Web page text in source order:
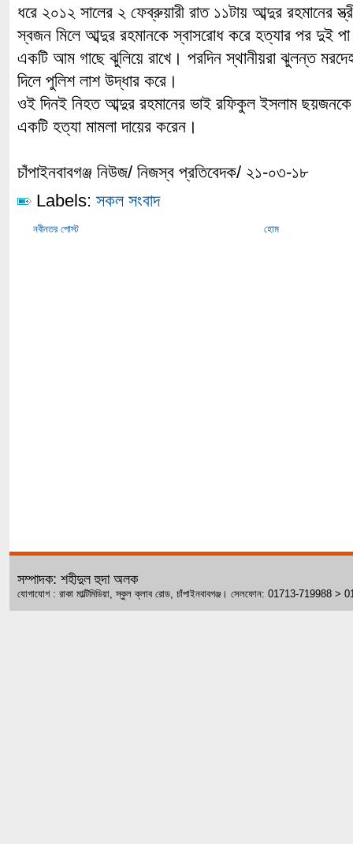
ধরে ২০১২ সালের ২ ফেব্রুয়ারী রাত ১১টায় আব্দুর রহমানের
স্বজন মিলে আব্দুর রহমানকে স্বাসরোধ করে হত্যার পর দুই পা
একটি আম গাছে ঝুলিয়ে রাখে। পরদিন স্থানীয়রা ঝুলন্ত
দিলে পুলিশ লাশ উদ্ধার করে।
ওই দিনই নিহত আব্দুর রহমানের ভাই রফিকুল ইসলাম
একটি হত্যা মামলা দায়ের করেন।
চাঁপাইনবাবগঞ্জ নিউজ/ নিজস্ব প্রতিবেদক/ ২১-০৩-১৮
Labels: সকল সংবাদ
নবীনতর পোস্ট হোম
সম্পাদক: শহীদুল হুদা অলক
যোগাযোগ : রাকা মাল্টিমিডিয়া, স্কুল ক্লাব রোড, চাঁপাইনবাবগঞ্জ। সেলফোন: 01713-